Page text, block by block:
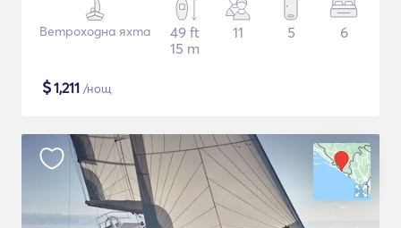
Ветроходна яхта
49 ft
15 m
11 5 6
$1,211 /нощ